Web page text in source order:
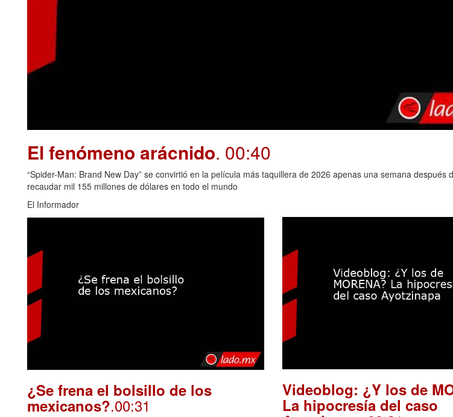
El fenómeno arácnido. 00:40
“Spider-Man: Brand New Day” se convirtió en la película más taquillera de 2026 apenas una semana después
recaudar mil 155 millones de dólares en todo el mundo
El Informador
¿Se frena el bolsillo de los
mexicanos?.00:31
Videoblog: ¿Y los de
La hipocresía del caso